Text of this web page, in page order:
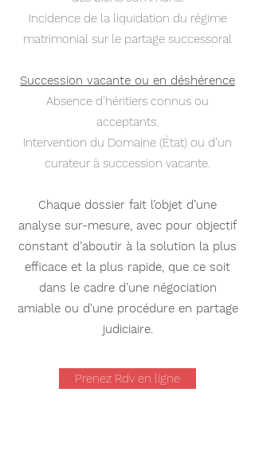
Incidence de la liquidation du régime
matrimonial sur le partage successoral
Succession vacante ou en déshérence
Absence d’héritiers connus ou
acceptants.
Intervention du Domaine (État) ou d’un
curateur à succession vacante.
Chaque dossier fait l’objet d’une
analyse sur-mesure, avec pour objectif
constant d’aboutir à la solution la plus
efficace et la plus rapide, que ce soit
dans le cadre d’une négociation
amiable ou d'une procédure en partage
judiciaire.
Prenez Rdv en ligne